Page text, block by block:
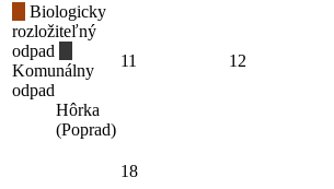
Biologicky
rozložiteľný
odpad
Komunálny
odpad
Hôrka
(Poprad)
11 12
18